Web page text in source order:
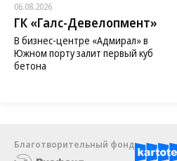
06.08.2026
ГК «Галс-Девелопмент»
В бизнес-центре «Адмирал» в
Южном порту залит первый куб
бетона
Благотворительный фонд